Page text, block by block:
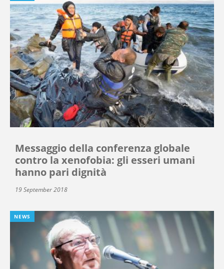
Messaggio della conferenza globale
contro la xenofobia: gli esseri umani
hanno pari dignità
19 September 2018
NEWS